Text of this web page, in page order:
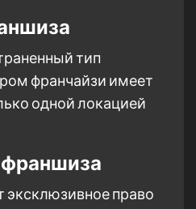
тип
франчайзи имеет
одной локацией
франшиза
эксклюзивное право